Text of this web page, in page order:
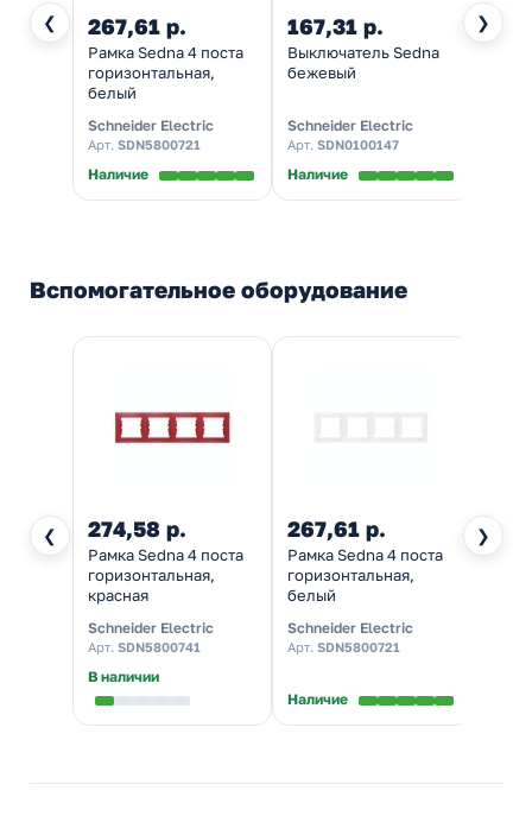
❮ ❯
267,61 р.
Рамка Sedna 4 поста
горизонтальная,
белый
Schneider Electric
Арт. SDN5800721
Наличие
167,31 р.
Выключатель Sedna
бежевый
Schneider Electric
Арт. SDN0100147
Наличие
Вспомогательное оборудование
❮ ❯
274,58 р.
Рамка Sedna 4 поста
горизонтальная,
красная
Schneider Electric
Арт. SDN5800741
В наличии
267,61 р.
Рамка Sedna 4 поста
горизонтальная,
белый
Schneider Electric
Арт. SDN5800721
Наличие